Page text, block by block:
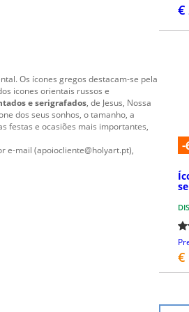
Os ícones gregos destacam-se pela
icones orientais russos e
e serigrafados, de Jesus, Nossa
dos seus sonhos, o tamanho, a
festas e ocasiões mais importantes,
e-mail (apoiocliente@holyart.pt),
€
-
€